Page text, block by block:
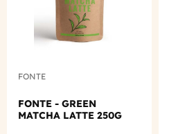
FONTE
FONTE - GREEN
MATCHA LATTE 250G